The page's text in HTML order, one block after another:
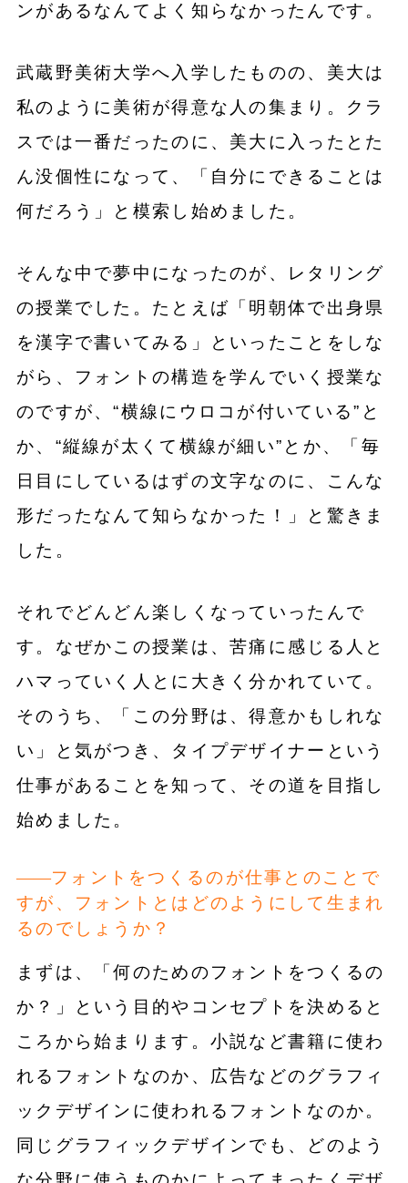
ンがあるなんてよく知らなかったんです。
武蔵野美術大学へ入学したものの、美大は
私のように美術が得意な人の集まり。 クラ
ス では一番だったのに、美大に入ったとた
ん没個性になって、「自分にできることは
何だろう」と模索し始めました。
そんな中で夢中になったのが、レタリング
の授業でした。たとえば「明朝体で出身県
を漢字で書いてみる」といったことをしな
がら、フォントの構造を学んでいく授業な
のですが、“横線にウロコが付いている”と
か、“縦線が太くて横線が細い”とか、「毎
日目にしているはずの文字なのに、こんな
形だったなんて知らなかった！」と驚きま
した。
それでどんどん楽しくなっていったんで
す。なぜかこの授業は、苦痛に感じる人と
ハマっていく人とに大きく分かれていて。
そのうち、「この分野は、得意かもしれな
い」と気がつき、タイプデザイナーという
仕事があることを知って、その道を目指し
始めました。
フォントをつくるのが仕事とのことで
すが、フォントとはどのようにして生まれ
るのでしょうか？
まずは、「何のためのフォントをつくるの
か？」という目的やコンセプトを決めると
ころから始まります。小説など書籍に使わ
れるフォントなのか、広告などのグラフィ
ックデザインに使われるフォントなのか。
同じグラフィックデザインでも、どのよう